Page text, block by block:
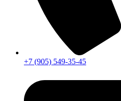
+7 (905) 549-35-45